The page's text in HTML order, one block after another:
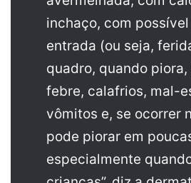
inchaço, com
entrada (ou seja,
quadro, quando
febre, calafrios, mal-
vômitos e, se ocorrer
pode piorar em
especialmente